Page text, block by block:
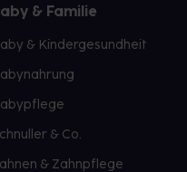
& Familie
& Kindergesundheit
& Co.
& Zahnpflege